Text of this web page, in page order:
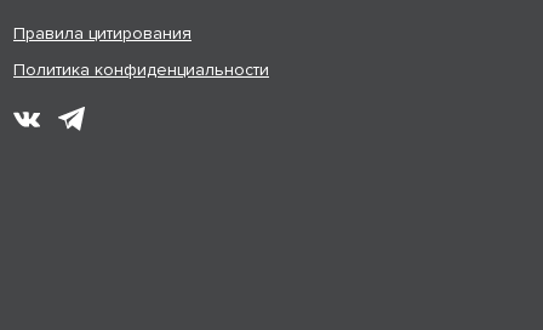
Правила цитирования
Политика конфиденциальности